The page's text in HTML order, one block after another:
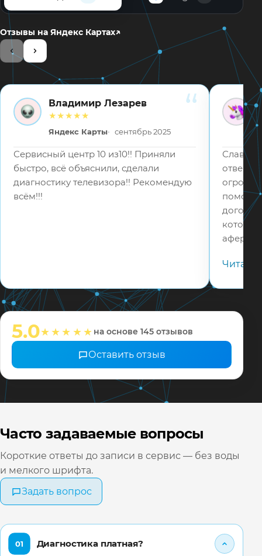
Отзывы на Яндекс Картах↗
ВЛ
Владимир Лезарев
★★★★★
Яндекс Карты сентябрь 2025
Сервисный центр 10 из10!! Приняли
быстро, всё объяснили, сделали
диагностику телевизора!! Рекомендую
всём!!!
ВВ
Слава
помошь
Читать
5.0★★★★★ на основе 145 отзывов
Оставить отзыв
Часто задаваемые вопросы
Короткие ответы до записи в сервис — без воды
и мелкого шрифта.
Задать вопрос
01 Диагностика платная?